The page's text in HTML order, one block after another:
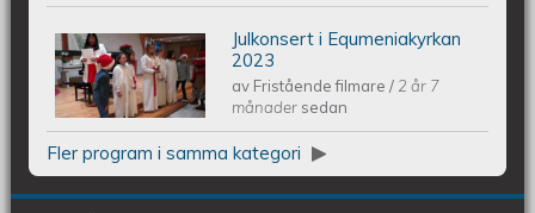
Piano Marly Azevedo Andersson
Julkonsert EQUMENIAkyrkan 231209
Julkonsert i Equmeniakyrkan
2023
av Fristående filmare/ 2 år 7
månader sedan
Fler program i samma kategori